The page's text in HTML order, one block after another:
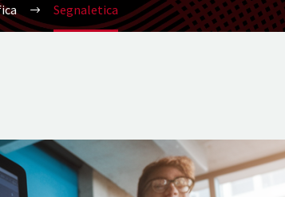
Segnaletica